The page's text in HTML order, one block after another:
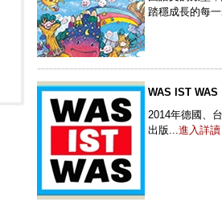
踏穩成長的每
----------------------------------------------
WAS IST WAS
2014年德國、
出版...進入詳讀